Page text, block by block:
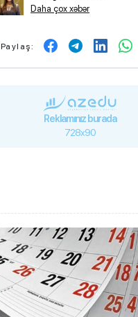
Daha çox xəbər
Paylaş:
Reklamınız burada
728x90